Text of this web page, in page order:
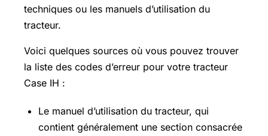
techniques ou les manuels d’utilisation du
tracteur.
Voici quelques sources où vous pouvez trouver
la liste des codes d’erreur pour votre tracteur
Case IH :
Le manuel d’utilisation du tracteur, qui
contient généralement une section consacrée